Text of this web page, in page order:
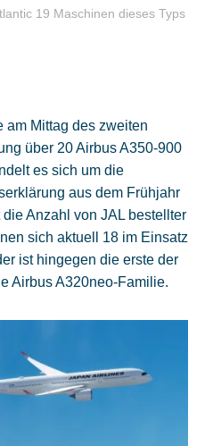
19 Maschinen dieses Typs
am Mittag des zweiten
über 20 Airbus A350-900
es sich um die
aus dem Frühjahr
Anzahl von JAL bestellter
sich aktuell 18 im Einsatz
ist hingegen die erste der
Airbus A320neo-Familie.